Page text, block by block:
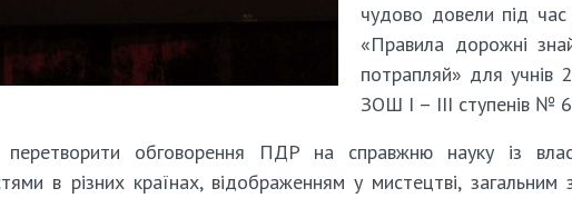
чудово довели під час
«Правила дорожні
потрапляй» для учнів
ЗОШ І – ІІІ ступенів №
обговорення ПДР на справжню науку із
в різних країнах, відображенням у мистецтві,